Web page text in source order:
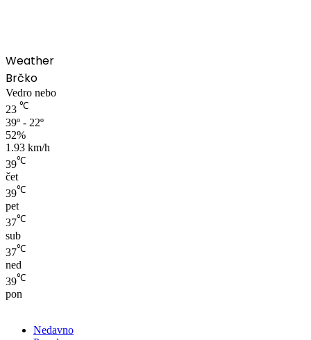
Weather
Brčko
Vedro nebo
23 ℃
39º - 22º
52%
1.93 km/h
39℃
čet
39℃
pet
37℃
sub
37℃
ned
39℃
pon
Nedavno